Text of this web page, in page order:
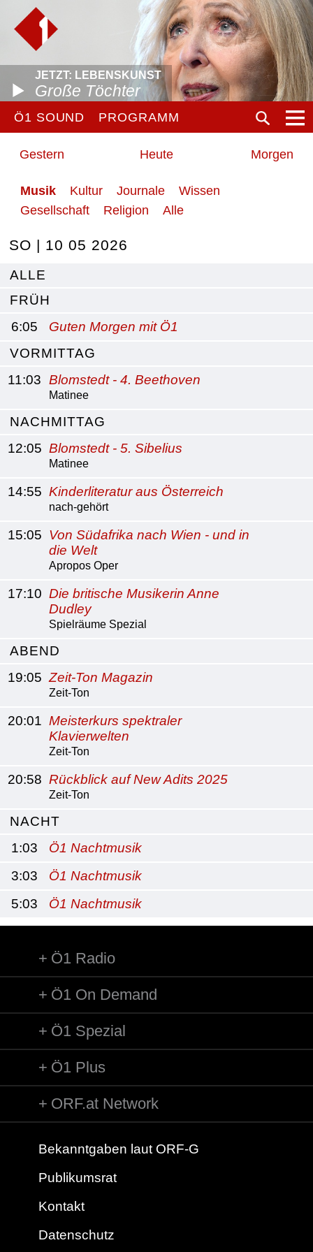
JETZT: LEBENSKUNST
Große Töchter
Ö1 SOUND PROGRAMM
Gestern Heute Morgen
Musik Kultur Journale
Wissen
Gesellschaft
Religion Alle
SO | 10 05 2026
ALLE
FRÜH
6:05
Guten Morgen mit Ö1
VORMITTAG
11:03 Blomstedt - 4. Beethoven
Matinee
NACHMITTAG
12:05 Blomstedt - 5. Sibelius
Matinee
14:55 Kinderliteratur aus Österreich
nach-gehört
15:05 Von Südafrika nach Wien - und in
die Welt
Apropos Oper
17:10 Die britische Musikerin Anne
Dudley
Spielräume Spezial
ABEND
19:05 Zeit-Ton Magazin
Zeit-Ton
20:01 Meisterkurs spektraler
Klavierwelten
Zeit-Ton
20:58 Rückblick auf New Adits 2025
Zeit-Ton
NACHT
1:03
Ö1 Nachtmusik
3:03
Ö1 Nachtmusik
5:03
Ö1 Nachtmusik
Ö1 Radio
Ö1 On Demand
Ö1 Spezial
Ö1 Plus
ORF.at Network
Bekanntgaben laut ORF-G
Publikumsrat
Kontakt
Datenschutz